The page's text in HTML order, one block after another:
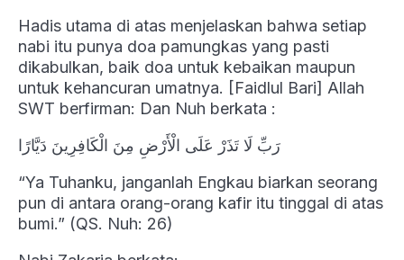
Hadis utama di atas menjelaskan bahwa setiap
nabi itu punya doa pamungkas yang pasti
dikabulkan, baik doa untuk kebaikan maupun
untuk kehancuran umatnya. [Faidlul Bari] Allah
SWT berfirman: Dan Nuh berkata :
رَبِّ لَا تَذَرْ عَلَى الْأَرْضِ مِنَ الْكَافِرِينَ دَيَّارًا
“Ya Tuhanku, janganlah Engkau biarkan seorang
pun di antara orang-orang kafir itu tinggal di atas
bumi.” (QS. Nuh: 26)